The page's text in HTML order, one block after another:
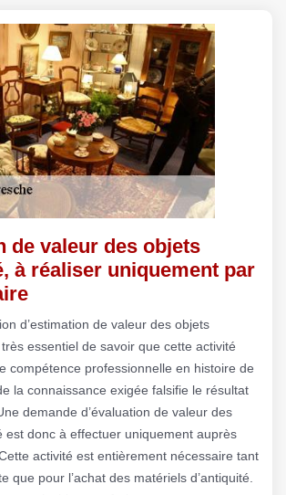
de valeur des objets
à réaliser uniquement par
d’estimation de valeur des objets
très essentiel de savoir que cette activité
compétence professionnelle en histoire de
la connaissance exigée falsifie le résultat
demande d’évaluation de valeur des
est donc à effectuer uniquement auprès
activité est entièrement nécessaire tant
que pour l’achat des matériels d’antiquité.